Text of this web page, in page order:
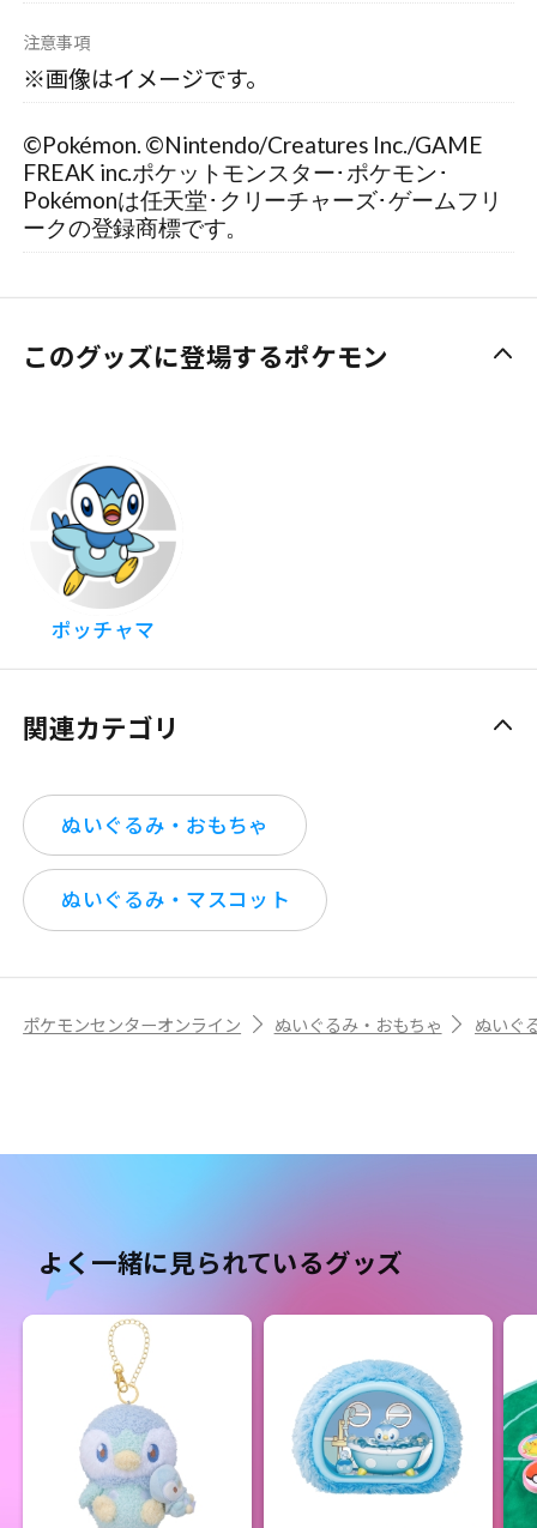
注意事項
※画像はイメージです。
©Pokémon. ©Nintendo/Creatures Inc./GAME
FREAK inc.ポケットモンスター･ポケモン･
Pokémonは任天堂･クリーチャーズ･ゲームフリ
ークの登録商標です。
このグッズに登場するポケモン
ポッチャマ
関連カテゴリ
ぬいぐるみ・おもちゃ
ぬいぐるみ・マスコット
ポケモンセンターオンライン ぬいぐるみ・おもちゃ ぬいぐ
よく一緒に見られているグッズ